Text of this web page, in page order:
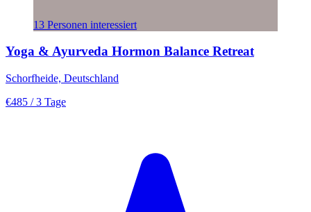
13 Personen interessiert
Yoga & Ayurveda Hormon Balance Retreat
Schorfheide, Deutschland
€485 / 3 Tage